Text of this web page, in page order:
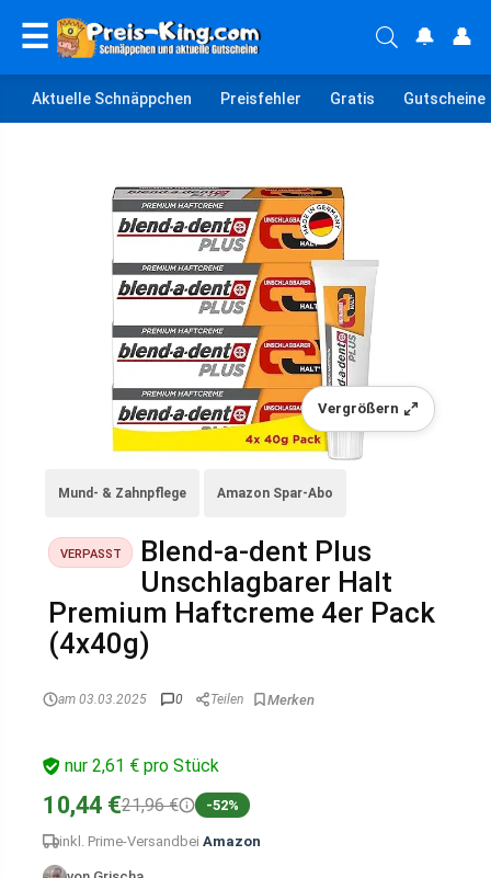
☰ 🔔 👤
Aktuelle Schnäppchen Preisfehler Gratis Gutscheine
Vergrößern
Mund- & Zahnpflege Amazon Spar-Abo
VERPASST
Blend-a-dent Plus
Unschlagbarer Halt
Premium Haftcreme 4er Pack
(4x40g)
am 03.03.2025 0 Teilen
nur 2,61 € pro Stück
10,44 €21,96 € -52%
inkl. Prime-Versand bei Amazon